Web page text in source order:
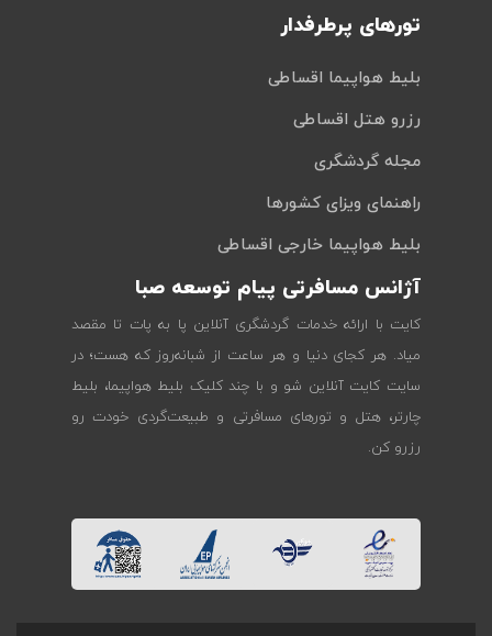
تورهای پرطرفدار
بلیط هواپیما اقساطی
رزرو هتل اقساطی
مجله گردشگری
راهنمای ویزای کشورها
بلیط هواپیما خارجی اقساطی
آژانس مسافرتی پیام توسعه صبا
کایت با ارائه خدمات گردشگری آنلاین پا به پات تا مقصد
میاد. هر کجای دنیا و هر ساعت از شبانه‌روز که هست؛ در
سایت کایت آنلاین شو و با چند کلیک بلیط هواپیما، بلیط
چارتر، هتل و تورهای مسافرتی و طبیعت‌گردی خودت رو
رزرو کن.